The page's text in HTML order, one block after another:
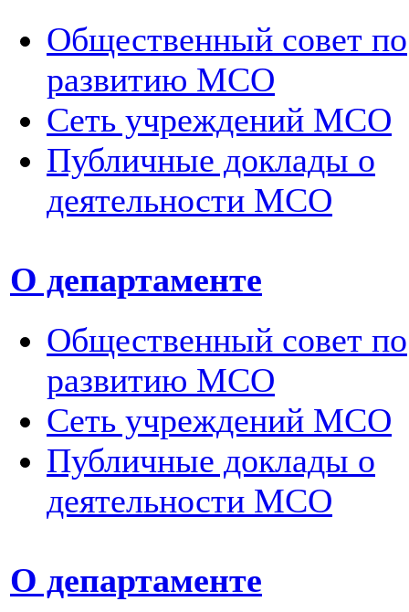
Общественный совет по
развитию МСО
Сеть учреждений МСО
Публичные доклады о
деятельности МСО
О департаменте
Общественный совет по
развитию МСО
Сеть учреждений МСО
Публичные доклады о
деятельности МСО
О департаменте